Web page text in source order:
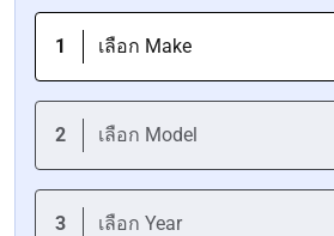
ฝาครอบล้อ
เครื่องยนต์ระบายความร้อน
เครื่องยนต์
กระจก
ป้องกันเกรล
พวงมาลัย
เลือก Make
เลือก Model
เลือก Year